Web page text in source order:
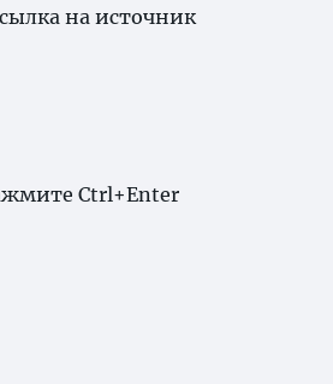
на источник
Ctrl+Enter